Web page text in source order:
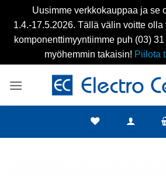
Uusimme verkkokauppaa ja se
1.4.-17.5.2026. Tällä välin voitte
komponenttimyyntiimme puh (03)
myöhemmin takaisin! Piilota